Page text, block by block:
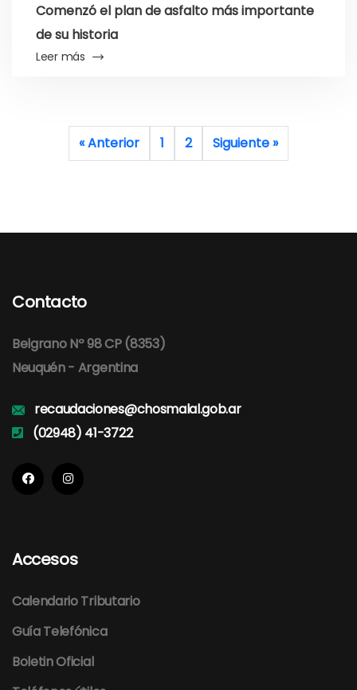
Comenzó el plan de asfalto más importante
de su historia
Leer más
« Anterior 1 2 Siguiente »
Contacto
Belgrano Nº 98 CP (8353)
Neuquén - Argentina
recaudaciones@chosmalal.gob.ar
(02948) 41-3722
Accesos
Calendario Tributario
Guía Telefónica
Boletin Oficial